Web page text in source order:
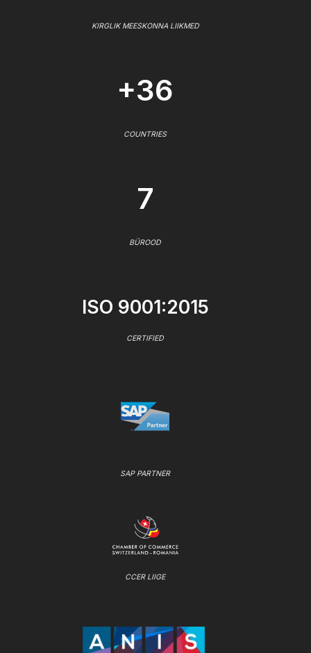
KIRGLIK MEESKONNA LIIKMED
+36
COUNTRIES
7
BÜROOD
ISO 9001:2015
CERTIFIED
SAP PARTNER
CCER LIIGE